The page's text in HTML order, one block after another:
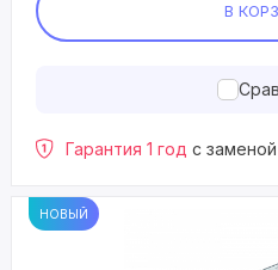
В
Гарантия 1 год с
НОВЫЙ